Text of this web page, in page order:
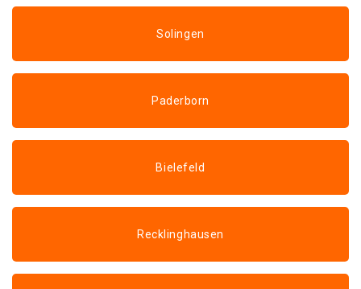
Solingen
Paderborn
Bielefeld
Recklinghausen